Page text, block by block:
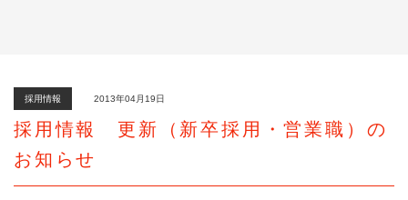
採用情報 2013年04月19日
採用情報 更新（新卒採用・営業職）の
お知らせ